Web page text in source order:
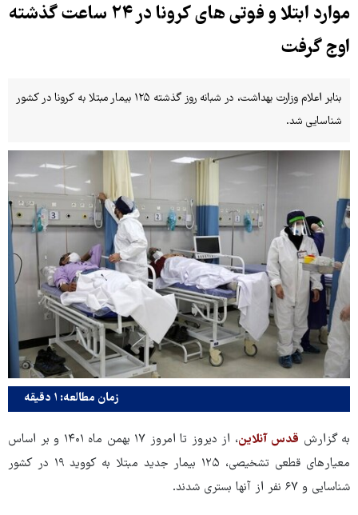
موارد ابتلا و فوتی های کرونا در ۲۴ ساعت گذشته
اوج گرفت
بنابر اعلام وزارت بهداشت، در شبانه روز گذشته ۱۲۵ بیمار مبتلا به کرونا در کشور
شناسایی شد.
زمان مطالعه: ۱ دقیقه
به گزارش قدس آنلاین
، از دیروز تا امروز ۱۷ بهمن ماه ۱۴۰۱ و بر اساس
معیارهای قطعی تشخیصی، ۱۲۵ بیمار جدید مبتلا به کووید ۱۹ در کشور
شناسایی و ۶۷ نفر از آنها بستری شدند.